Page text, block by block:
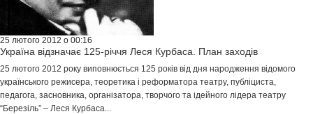
25 лютого 2012 о 00:16
Україна відзначає 125-річчя Леся Курбаса. План заходів
25 лютого 2012 року виповнюється 125 років від дня народження відомого
українського режисера, теоретика і реформатора театру, публіциста,
педагога, засновника, організатора, творчого та ідейного лідера театру
“Березiль” – Леся Курбаса...